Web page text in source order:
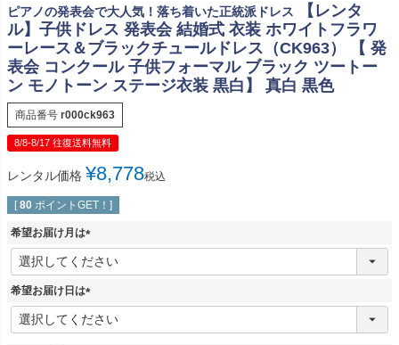
ピアノの発表会で大人気！落ち着いた正統派ドレス
【レンタ
ル】子供ドレス 発表会 結婚式 衣装 ホワイトフラワ
ーレース＆ブラックチュールドレス（CK963） 【 発
表会 コンクール 子供フォーマル ブラック ツートー
ン モノトーン ステージ衣装 黒白】 真白 黒色
商品番号 r000ck963
8/8-8/17 往復送料無料
レンタル価格 ¥8,778税込
[ 80 ポイントGET！]
希望お届け月は
(
必
希望お届け日は
(
必